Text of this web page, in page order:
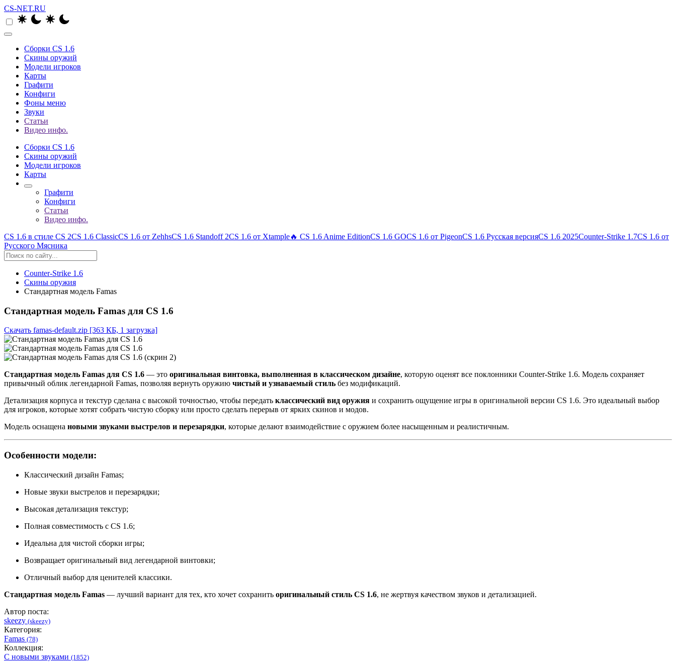
CS-NET.RU
Сборки CS 1.6
Скины оружий
Модели игроков
Карты
Графити
Конфиги
Фоны меню
Звуки
Статьи
Видео инфо.
Сборки CS 1.6
Скины оружий
Модели игроков
Карты
Графити
Конфиги
Статьи
Видео инфо.
CS 1.6 в стиле CS 2CS 1.6 ClassicCS 1.6 от ZehhsCS 1.6 Standoff 2CS 1.6 от Xtample🔥 CS 1.6 Anime EditionCS 1.6 GOCS 1.6 от PigeonCS 1.6 Русская версияCS 1.6 2025Counter-Strike 1.7CS 1.6 от
Русского Мясника
Counter-Strike 1.6
Скины оружия
Стандартная модель Famas
Стандартная модель Famas для CS 1.6
Скачать famas-default.zip [363 КБ, 1 загрузка]
Стандартная модель Famas для CS 1.6 — это оригинальная винтовка, выполненная в классическом дизайне, которую оценят все поклонники Counter-Strike 1.6. Модель сохраняет
привычный облик легендарной Famas, позволяя вернуть оружию чистый и узнаваемый стиль без модификаций.
Детализация корпуса и текстур сделана с высокой точностью, чтобы передать классический вид оружия и сохранить ощущение игры в оригинальной версии CS 1.6. Это идеальный выбор
для игроков, которые хотят собрать чистую сборку или просто сделать перерыв от ярких скинов и модов.
Модель оснащена новыми звуками выстрелов и перезарядки, которые делают взаимодействие с оружием более насыщенным и реалистичным.
Особенности модели:
Классический дизайн Famas;
Новые звуки выстрелов и перезарядки;
Высокая детализация текстур;
Полная совместимость с CS 1.6;
Идеальна для чистой сборки игры;
Возвращает оригинальный вид легендарной винтовки;
Отличный выбор для ценителей классики.
Стандартная модель Famas — лучший вариант для тех, кто хочет сохранить оригинальный стиль CS 1.6, не жертвуя качеством звуков и детализацией.
Автор поста:
skeezy (skeezy)
Категория:
Famas (78)
Коллекция:
С новыми звуками (1852)